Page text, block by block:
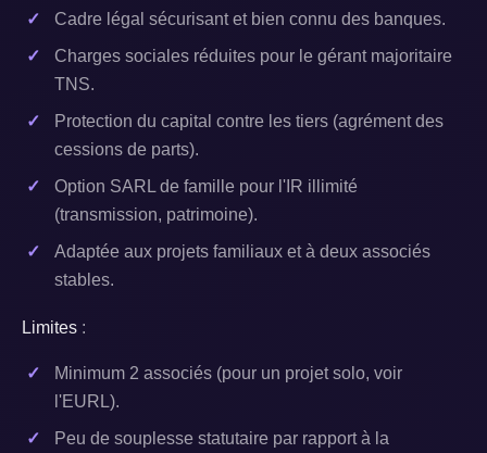
Cadre légal sécurisant et bien connu des banques.
Charges sociales réduites pour le gérant majoritaire
TNS.
Protection du capital contre les tiers (agrément des
cessions de parts).
Option SARL de famille pour l'IR illimité
(transmission, patrimoine).
Adaptée aux projets familiaux et à deux associés
stables.
Limites :
Minimum 2 associés (pour un projet solo, voir
l'EURL).
Peu de souplesse statutaire par rapport à la